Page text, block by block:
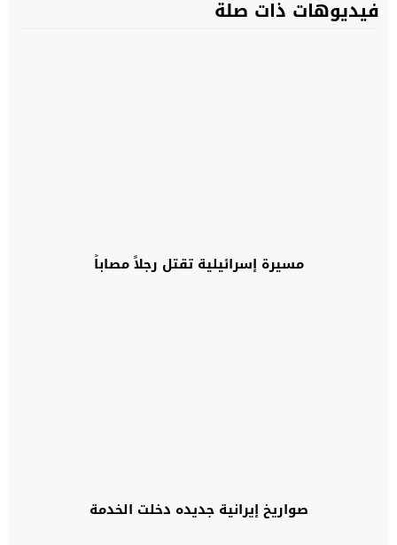
فيديوهات ذات صلة
مسيرة إسرائيلية تقتل رجلاً مصاباً
صواريخ إيرانية جديده دخلت الخدمة